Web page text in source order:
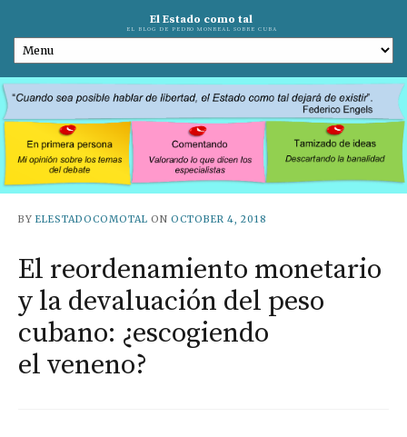
El Estado como tal
EL BLOG DE PEDRO MONREAL SOBRE CUBA
BY ELESTADOCOMOTAL ON OCTOBER 4, 2018
El reordenamiento monetario
y la devaluación del peso
cubano: ¿escogiendo
el veneno?